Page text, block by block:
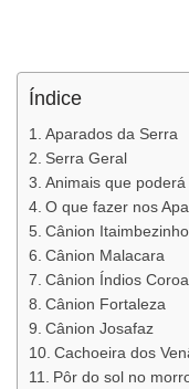
Índice
Aparados da Serra
Serra Geral
Animais que
O que fazer nos
Cânion Itaimbezinho
Cânion Malacara
Cânion Índios
Cânion Fortaleza
Cânion Josafaz
Cachoeira dos
Pôr do sol no